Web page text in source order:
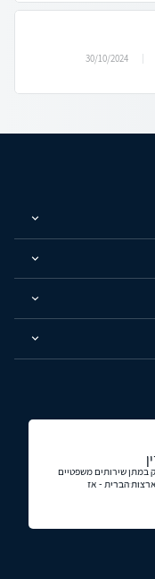
30/10/2024
במתן שירותים משפטיים
הברית - אז